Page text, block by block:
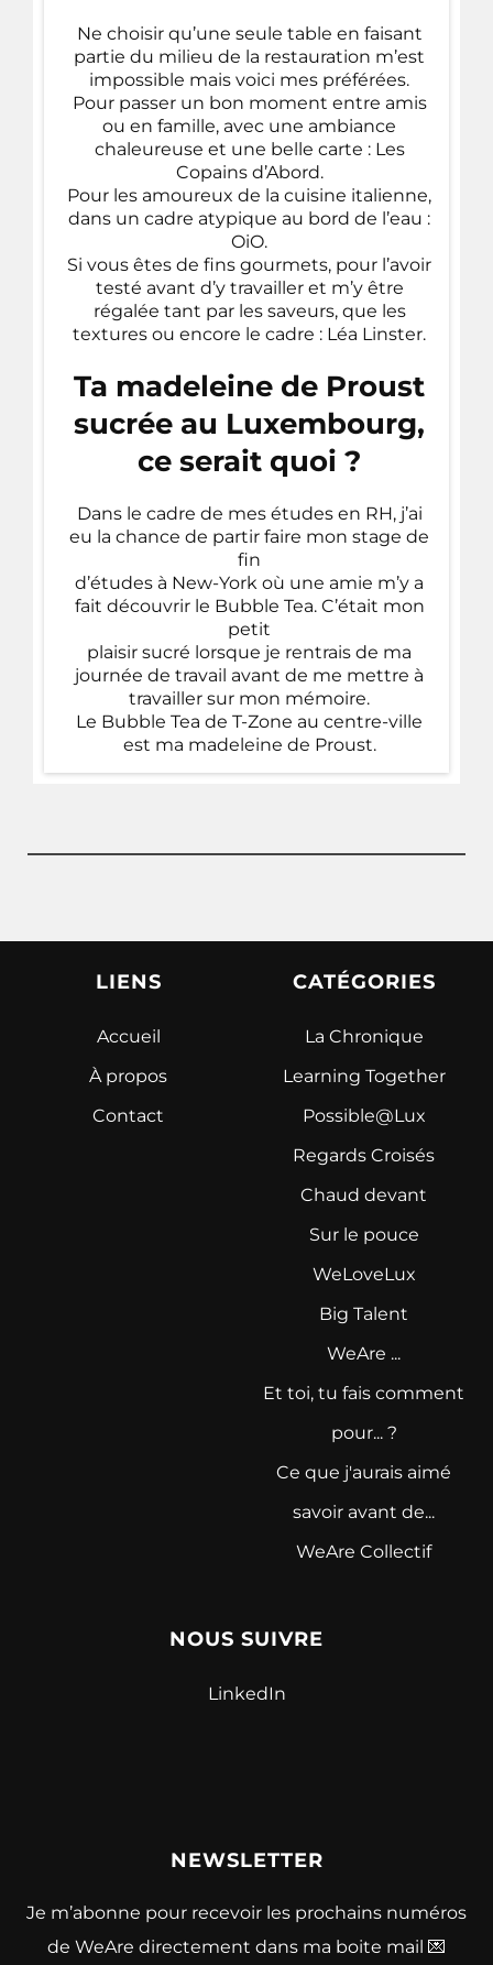
Ne choisir qu’une seule table en faisant
partie du milieu de la restauration m’est
impossible mais voici mes préférées.
Pour passer un bon moment entre amis
ou en famille, avec une ambiance
chaleureuse et une belle carte : Les
Copains d’Abord.
Pour les amoureux de la cuisine italienne,
dans un cadre atypique au bord de l’eau :
OiO.
Si vous êtes de fins gourmets, pour l’avoir
testé avant d’y travailler et m’y être
régalée tant par les saveurs, que les
textures ou encore le cadre : Léa Linster.
Ta madeleine de Proust
sucrée au Luxembourg,
ce serait quoi ?
Dans le cadre de mes études en RH, j’ai
eu la chance de partir faire mon stage de
fin
d’études à New-York où une amie m’y a
fait découvrir le Bubble Tea. C’était mon
petit
plaisir sucré lorsque je rentrais de ma
journée de travail avant de me mettre à
travailler sur mon mémoire.
Le Bubble Tea de T-Zone au centre-ville
est ma madeleine de Proust.
LIENS
Accueil
À propos
Contact
CATÉGORIES
La Chronique
Learning Together
Possible@Lux
Regards Croisés
Chaud devant
Sur le pouce
WeLoveLux
Big Talent
WeAre ...
Et toi, tu fais comment
pour... ?
Ce que j'aurais aimé
savoir avant de...
WeAre Collectif
NOUS SUIVRE
LinkedIn
NEWSLETTER
Je m’abonne pour recevoir les prochains numéros
de WeAre directement dans ma boite mail 💌